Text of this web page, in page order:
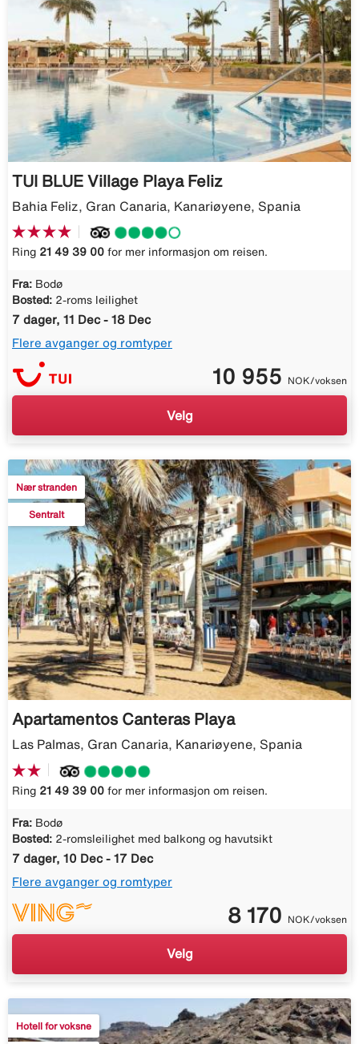
TUI BLUE Village Playa Feliz
Bahia Feliz, Gran Canaria, Kanariøyene, Spania
Ring 21 49 39 00 for mer informasjon om reisen.
Fra: Bodø
Bosted: 2-roms leilighet
7 dager, 11 Dec - 18 Dec
Flere avganger og romtyper
10 955 NOK/voksen
Velg
Nær stranden
Sentralt
Apartamentos Canteras Playa
Las Palmas, Gran Canaria, Kanariøyene, Spania
Ring 21 49 39 00 for mer informasjon om reisen.
Fra: Bodø
Bosted: 2-romsleilighet med balkong og havutsikt
7 dager, 10 Dec - 17 Dec
Flere avganger og romtyper
8 170 NOK/voksen
Velg
Hotell for voksne